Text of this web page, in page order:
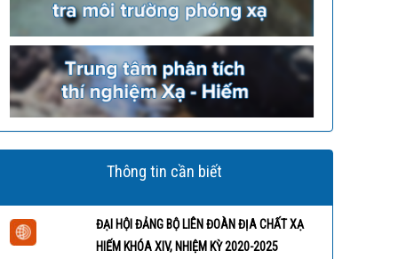
Thông tin cần biết
ĐẠI HỘI ĐẢNG BỘ LIÊN ĐOÀN ĐỊA CHẤT XẠ
HIẾM KHÓA XIV, NHIỆM KỲ 2020-2025